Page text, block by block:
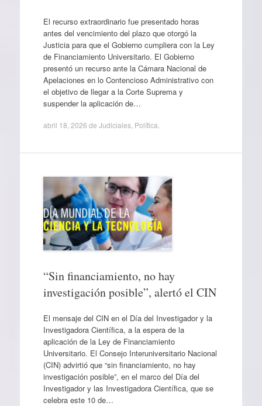
El recurso extraordinario fue presentado horas
antes del vencimiento del plazo que otorgó la
Justicia para que el Gobierno cumpliera con la Ley
de Financiamiento Universitario. El Gobierno
presentó un recurso ante la Cámara Nacional de
Apelaciones en lo Contencioso Administrativo con
el objetivo de llegar a la Corte Suprema y
suspender la aplicación de…
abril 18, 2026 de Judiciales, Política
“Sin financiamiento, no hay
investigación posible”, alertó el CIN
El mensaje del CIN en el Día del Investigador y la
Investigadora Científica, a la espera de la
aplicación de la Ley de Financiamiento
Universitario. El Consejo Interuniversitario Nacional
(CIN) advirtió que “sin financiamiento, no hay
investigación posible”, en el marco del Día del
Investigador y las Investigadora Científica, que se
celebra este 10 de…